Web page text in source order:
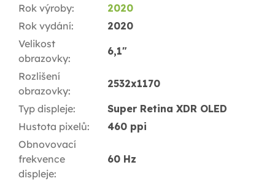
Rok výroby:
2020
Rok vydání:
2020
Velikost
obrazovky:
6,1"
Rozlišení
obrazovky:
2532x1170
Typ displeje:
Super Retina XDR OLED
Hustota pixelů:
460 ppi
Obnovovací
frekvence
displeje:
60 Hz